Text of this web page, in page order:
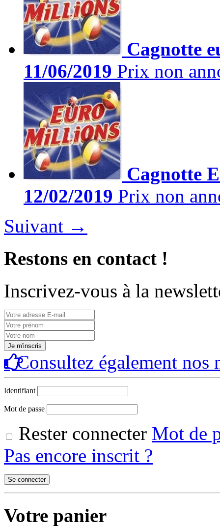
Cagnotte
11/06/2019 Prix non
Cagnotte
12/02/2019 Prix non
Suivant →
Restons en contact !
Inscrivez-vous à la
Consultez également nos
Identifiant
Mot de passe
Rester connecter Mot de
Pas encore inscrit ?
Votre panier